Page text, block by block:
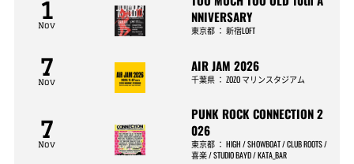
1
Nov
NNIVERSARY
東京都 ：新宿LOFT
7
Nov
AIR JAM 2026
千葉県 ：ZOZO マリンスタジアム
7
Nov
PUNK ROCK CONNECTION 2
026
東京都 ：HIGH / SHOWBOAT / CLUB ROOTS /
喜楽 / STUDIO BAYD / KATA_BAR